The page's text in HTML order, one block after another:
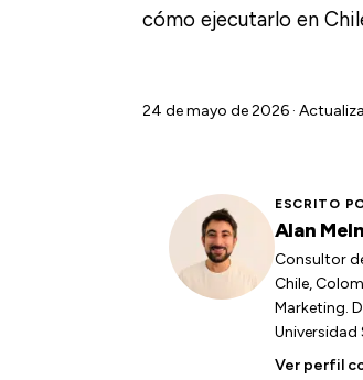
cómo ejecutarlo en
24 de mayo de 2026 ·
ESCRITO
Alan
Consultor
Chile,
Marketing.
Universidad
Ver perfil